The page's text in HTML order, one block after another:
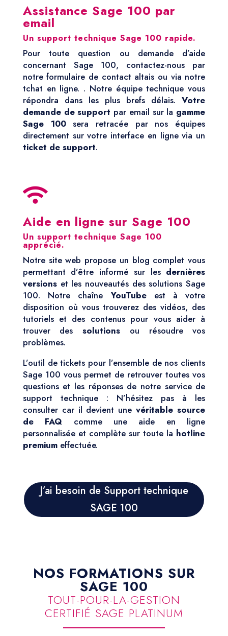
Assistance Sage 100 par
email
Un support technique Sage 100 rapide.
Pour toute question ou demande d’aide
concernant Sage 100, contactez-nous par
notre formulaire de contact altais ou via notre
tchat en ligne. . Notre équipe technique vous
répondra dans les plus brefs délais.Votre
demande de support par email sur la gamme
Sage 100sera retracée par nos équipes
directement sur votre interface en ligne via un
ticket de support.

Aide en ligne sur Sage 100
Un support technique Sage 100
apprécié.
Notre site web propose un blog complet vous
permettant d’être informé sur les dernières
versionset les nouveautés des solutions Sage
100. Notre chaîne YouTubeest à votre
disposition où vous trouverez des vidéos, des
tutoriels et des contenus pour vous aider à
trouver dessolutions ou résoudre vos
problèmes.
L’outil de tickets pour l’ensemble de nos clients
Sage 100 vous permet de retrouver toutes vos
questions et les réponses de notre service de
support technique : N’hésitez pas à les
consulter car il devient unevéritable source
de FAQ comme une aide en ligne
personnalisée et complète sur toute la hotline
premiumeffectuée.
J’ai besoin de Support technique
SAGE 100
NOS FORMATIONS SUR
SAGE 100
TOUT-POUR-LA-GESTION
CERTIFIÉ SAGE PLATINUM